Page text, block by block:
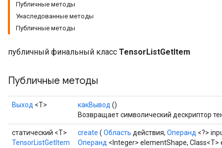
Публичные методы
Унаследованные методы
Публичные методы
публичный финальный класс TensorListGetItem
Публичные методы
Выход <Т> какВывод ()
Возвращает символический дескриптор
статический <T>
TensorListGetItem
create ( Область действия, Операнд <?>
Операнд <Integer> elementShape,